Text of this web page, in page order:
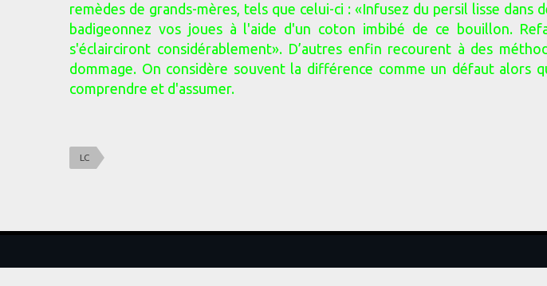
remèdes de grands-mères, tels que celui-ci : «Infusez du persil lisse
badigeonnez vos joues à l'aide d'un coton imbibé de ce bouillon.
s'éclairciront considérablement». D’autres enfin recourent à des
dommage. On considère souvent la différence comme un défaut
comprendre et d'assumer.
LC